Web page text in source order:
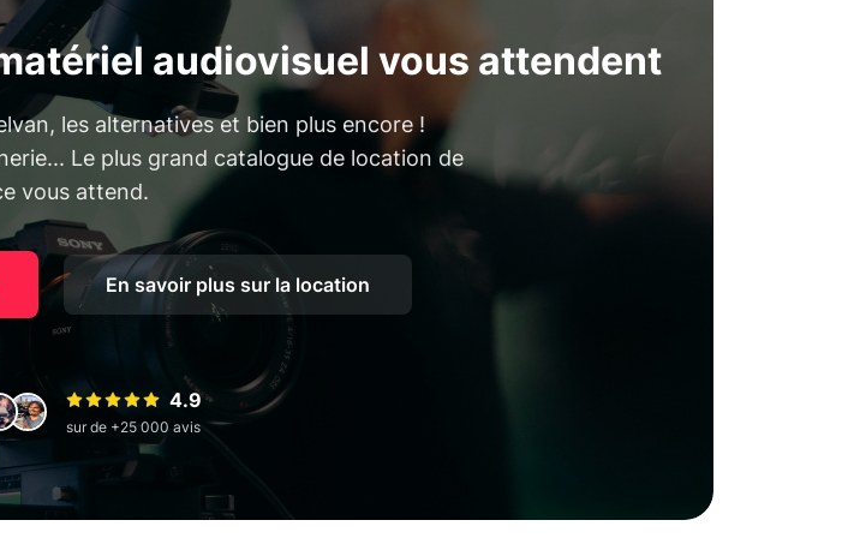
audiovisuel vous attendent
les alternatives et bien plus encore !
Le plus grand catalogue de location de
vous attend.
En savoir plus sur la location
4.9
sur de +25 000 avis